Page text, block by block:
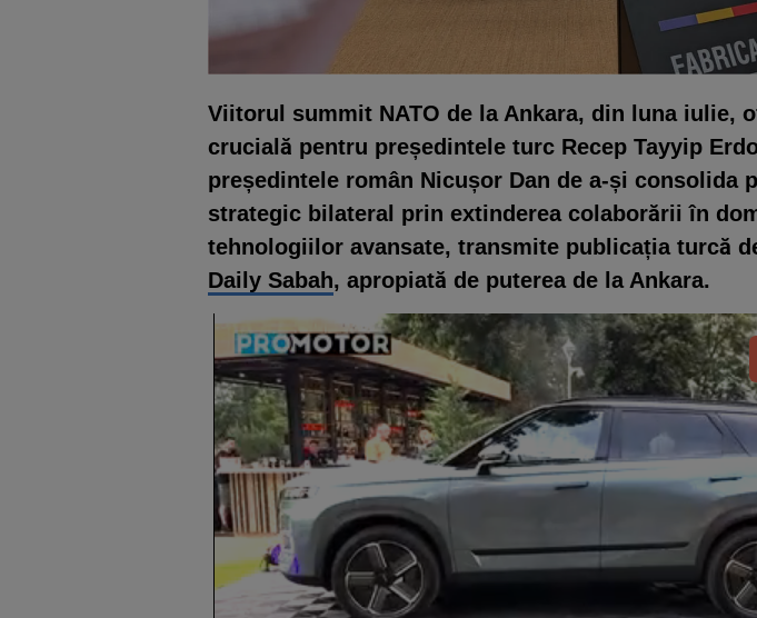
Viitorul summit NATO de la Ankara, din luna iulie,
crucială pentru președintele turc Recep Tayyip
președintele român Nicușor Dan de a-și consolida
strategic bilateral prin extinderea colaborării în
tehnologiilor avansate, transmite publicația turcă
Daily Sabah, apropiată de puterea de la Ankara.